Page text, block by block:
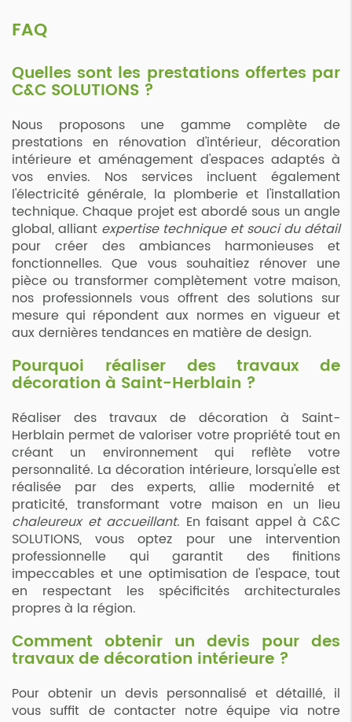
FAQ
Quelles sont les prestations offertes par
C&C SOLUTIONS ?
Nous proposons une gamme complète de
prestations en rénovation d'intérieur, décoration
intérieure et aménagement d'espaces adaptés à
vos envies. Nos services incluent également
l'électricité générale, la plomberie et l'installation
technique. Chaque projet est abordé sous un angle
global, alliant expertise technique et souci du détail
pour créer des ambiances harmonieuses et
fonctionnelles. Que vous souhaitiez rénover une
pièce ou transformer complètement votre maison,
nos professionnels vous offrent des solutions sur
mesure qui répondent aux normes en vigueur et
aux dernières tendances en matière de design.
Pourquoi réaliser des travaux de
décoration à Saint-Herblain ?
Réaliser des travaux de décoration à Saint-
Herblain permet de valoriser votre propriété tout en
créant un environnement qui reflète votre
personnalité. La décoration intérieure, lorsqu'elle est
réalisée par des experts, allie modernité et
praticité, transformant votre maison en un lieu
chaleureux et accueillant. En faisant appel à C&C
SOLUTIONS, vous optez pour une intervention
professionnelle qui garantit des finitions
impeccables et une optimisation de l'espace, tout
en respectant les spécificités architecturales
propres à la région.
Comment obtenir un devis pour des
travaux de décoration intérieure ?
Pour obtenir un devis personnalisé et détaillé, il
vous suffit de contacter notre équipe via notre